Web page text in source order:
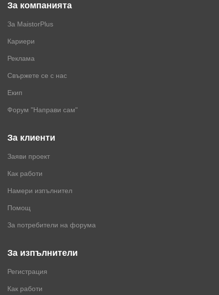
За компанията
За MaistorPlus
Кариери
Реклама
Свържете се с нас
Екип
Форум "Направи сам"
За клиенти
Заяви проект
Как работи
Намери изпълнител
Помощ
За потребители на форума
За изпълнители
Регистрация
Как работи